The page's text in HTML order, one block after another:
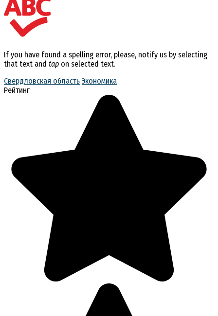
If you have found a spelling error, please, notify us by selecting
that text and tap on selected text.
Свердловская область Экономика
Рейтинг